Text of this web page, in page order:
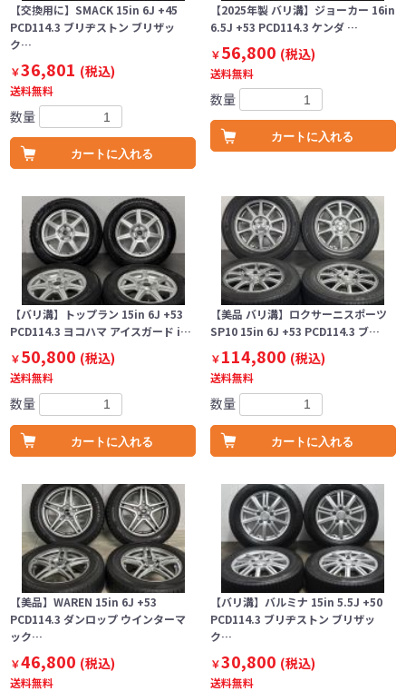
【交換用に】SMACK 15in 6J +45
PCD114.3 ブリヂストン ブリザッ
ク…
￥36,801 (税込)
送料無料
数量
カートに入れる
【2025年製 バリ溝】ジョーカー 16in
6.5J +53 PCD114.3 ケンダ …
￥56,800 (税込)
送料無料
数量
カートに入れる
【バリ溝】トップラン 15in 6J +53
PCD114.3 ヨコハマ アイスガード i…
￥50,800 (税込)
送料無料
数量
カートに入れる
【美品 バリ溝】ロクサーニスポーツ
SP10 15in 6J +53 PCD114.3 ブ…
￥114,800 (税込)
送料無料
数量
カートに入れる
【美品】WAREN 15in 6J +53
PCD114.3 ダンロップ ウインターマ
ック…
￥46,800 (税込)
送料無料
【バリ溝】バルミナ 15in 5.5J +50
PCD114.3 ブリヂストン ブリザッ
ク…
￥30,800 (税込)
送料無料